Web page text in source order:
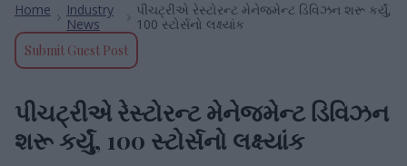
Home
Industry
News
પીચટ્રીએ રેસ્ટોરન્ટ મેનેજમેન્ટ ડિવિઝન શરૂ કર્યું,
100 સ્ટોર્સનો લક્ષ્યાંક
Submit Guest Post
પીચટ્રીએ રેસ્ટોરન્ટ મેનેજમેન્ટ ડિવિઝન
શરૂ કર્યું, 100 સ્ટોર્સનો લક્ષ્યાંક